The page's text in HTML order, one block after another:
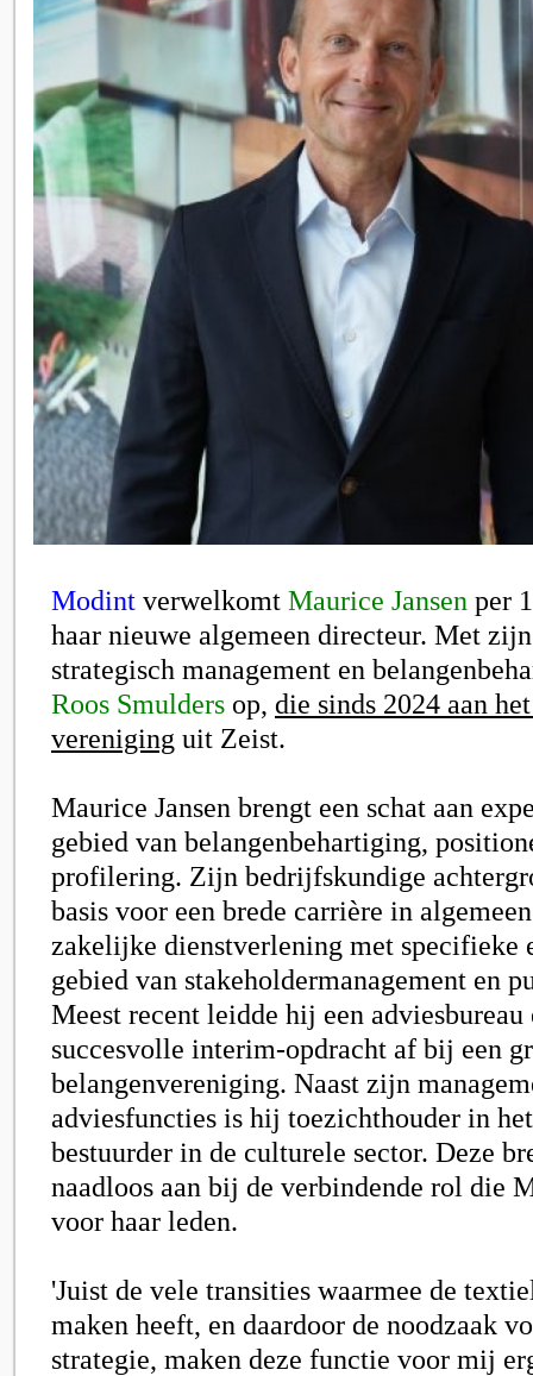
Modint verwelkomt Maurice Jansen per
haar nieuwe algemeen directeur. Met
strategisch management en
Roos Smulders op, die sinds 2024 aan
vereniging uit Zeist.
Maurice Jansen brengt een schat aan
gebied van belangenbehartiging,
profilering. Zijn bedrijfskundige
basis voor een brede carrière in
zakelijke dienstverlening met specifieke
gebied van stakeholdermanagement en
Meest recent leidde hij een
succesvolle interim-opdracht af bij een
belangenvereniging. Naast zijn
adviesfuncties is hij toezichthouder in
bestuurder in de culturele sector. Deze
naadloos aan bij de verbindende rol die
voor haar leden.
'Juist de vele transities waarmee de
maken heeft, en daardoor de noodzaak
strategie, maken deze functie voor mij